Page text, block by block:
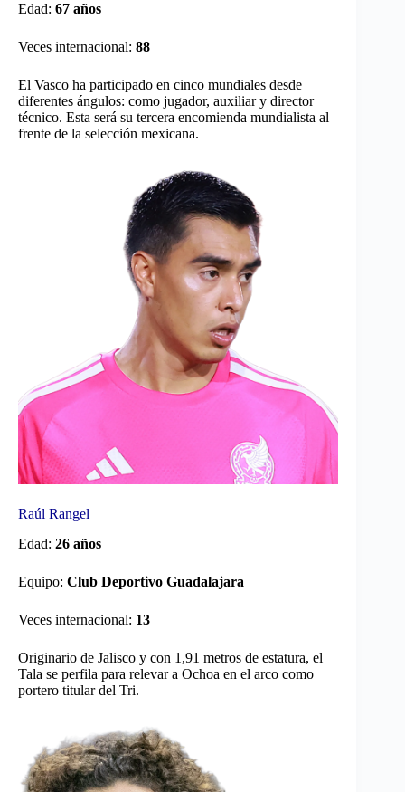
Edad: 67 años
Veces internacional: 88
El Vasco ha participado en cinco mundiales desde
diferentes ángulos: como jugador, auxiliar y director
técnico. Esta será su tercera encomienda mundialista al
frente de la selección mexicana.
Raúl Rangel
Edad: 26 años
Equipo: Club Deportivo Guadalajara
Veces internacional: 13
Originario de Jalisco y con 1,91 metros de estatura, el
Tala se perfila para relevar a Ochoa en el arco como
portero titular del Tri.